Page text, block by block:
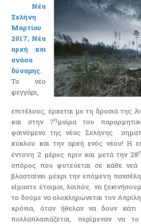
Νέα
Σελήνη
Μαρτίου
2017, Nέα
αρχή και
ανάσα
δύναμης.
Το νέο
φεγγάρι,
επιτέλους, έρχεται με τη δροσιά της
και στην 7ημοίρα του
φαινόμενο της νέας Σελήνης
κύκλου και την αρχή ενός νέου! Η
έντονη 2 μέρες πριν και μετά την 28
σπόρος που φυτεύεται σε κάθε νεά
βλασταίνει μέχρι την επόμενη
είμαστε έτοιμοι, λοιπόν, να
το δούμε να ολοκληρώνεται τον
χρόνια, όταν ήθελαν να δουν
πολλαπλασιάζεται, περίμεναν να